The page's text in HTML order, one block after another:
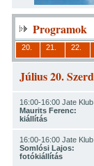
Programok
20. 21. 22.
Július 20.
16:00-16:00 Jate
Maurits Ferenc:
kiállítás
16:00-16:00 Jate
Somlósi Lajos:
fotókiállítás